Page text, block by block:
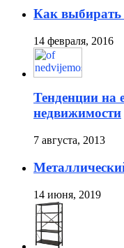
Как
14 февраля, 2016
Тенденции на
недвижимости
7 августа, 2013
14 июня, 2019